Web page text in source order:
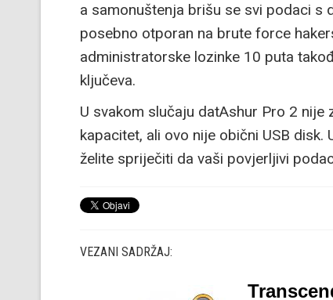
a samonuštenja brišu se svi podaci s
posebno otporan na brute force
administratorske lozinke 10 puta
ključeva.
U svakom slučaju datAshur Pro 2 nije
kapacitet, ali ovo nije obični USB
želite spriječiti da vaši povjerljivi
VEZANI SADRŽAJ: